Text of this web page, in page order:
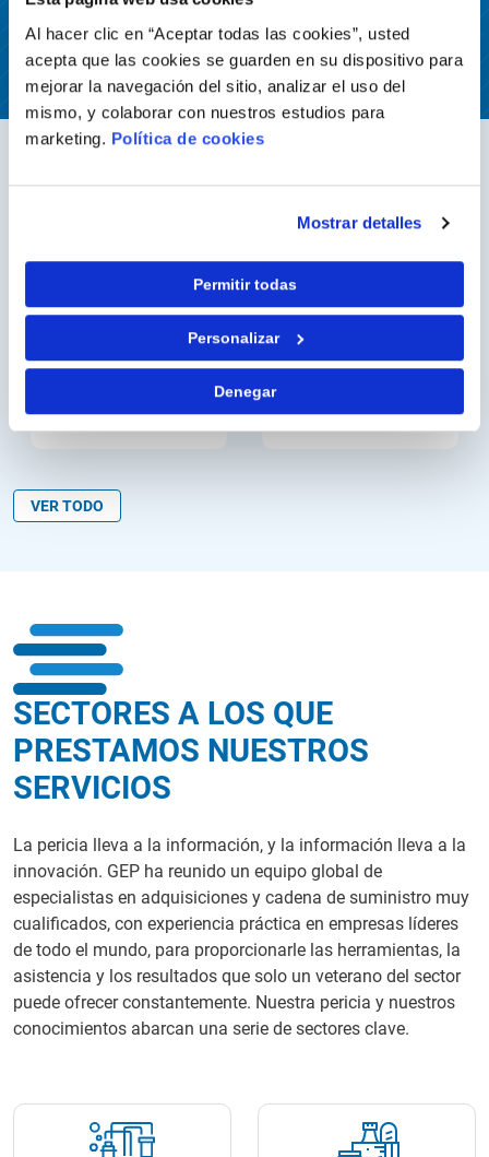
Al hacer clic en “Aceptar todas las cookies”, usted
acepta que las cookies se guarden en su dispositivo para
mejorar la navegación del sitio, analizar el uso del
mismo, y colaborar con nuestros estudios para
marketing. Política de cookies
Mostrar detalles
Permitir todas
Personalizar
Denegar
Nuestros clientes
VER TODO
SECTORES A LOS QUE
PRESTAMOS NUESTROS
SERVICIOS
La pericia lleva a la información, y la información lleva a la
innovación. GEP ha reunido un equipo global de
especialistas en adquisiciones y cadena de suministro muy
cualificados, con experiencia práctica en empresas líderes
de todo el mundo, para proporcionarle las herramientas, la
asistencia y los resultados que solo un veterano del sector
puede ofrecer constantemente. Nuestra pericia y nuestros
conocimientos abarcan una serie de sectores clave.